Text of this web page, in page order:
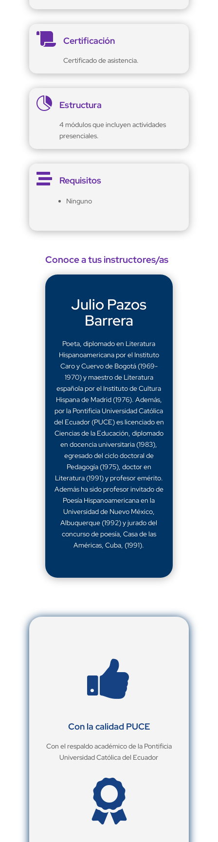
 Certificación
Certificado de asistencia.
 Estructura
4 módulos que incluyen actividades
presenciales.
 Requisitos
Ninguno
Conoce a tus instructores/as
Julio Pazos
Barrera
Poeta, diplomado en Literatura
Hispanoamericana por el Instituto
Caro y Cuervo de Bogotá (1969-
1970) y maestro de Literatura
española por el Instituto de Cultura
Hispana de Madrid (1976). Además,
por la Pontificia Universidad Católica
del Ecuador (PUCE) es licenciado en
Ciencias de la Educación, diplomado
en docencia universitaria (1983),
egresado del ciclo doctoral de
Pedagogía (1975), doctor en
Literatura (1991) y profesor emérito.
Además ha sido profesor invitado de
Poesía Hispanoamericana en la
Universidad de Nuevo México,
Albuquerque (1992) y jurado del
concurso de poesía, Casa de las
Américas, Cuba, (1991).

Con la calidad PUCE
Con el respaldo académico de la Pontificia
Universidad Católica del Ecuador
